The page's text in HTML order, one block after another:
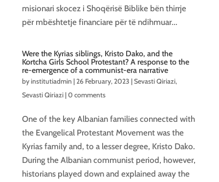
misionari skocez i Shoqërisë Biblike bën thirrje
për mbështetje financiare për të ndihmuar...
Were the Kyrias siblings, Kristo Dako, and the
Kortcha Girls School Protestant? A response to the
re-emergence of a communist-era narrative
byinstitutiadmin |26 February, 2023 |Sevasti Qiriazi,
Sevasti Qiriazi|0 comments
One of the key Albanian families connected with
the Evangelical Protestant Movement was the
Kyrias family and, to a lesser degree, Kristo Dako.
During the Albanian communist period, however,
historians played down and explained away the